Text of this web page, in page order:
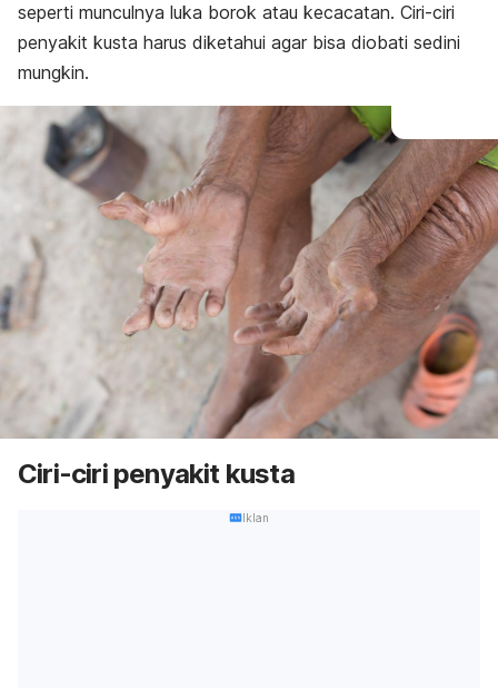
seperti munculnya luka borok atau kecacatan. Ciri-ciri
penyakit kusta harus diketahui agar bisa diobati sedini
mungkin.
Ciri-ciri penyakit kusta
Iklan